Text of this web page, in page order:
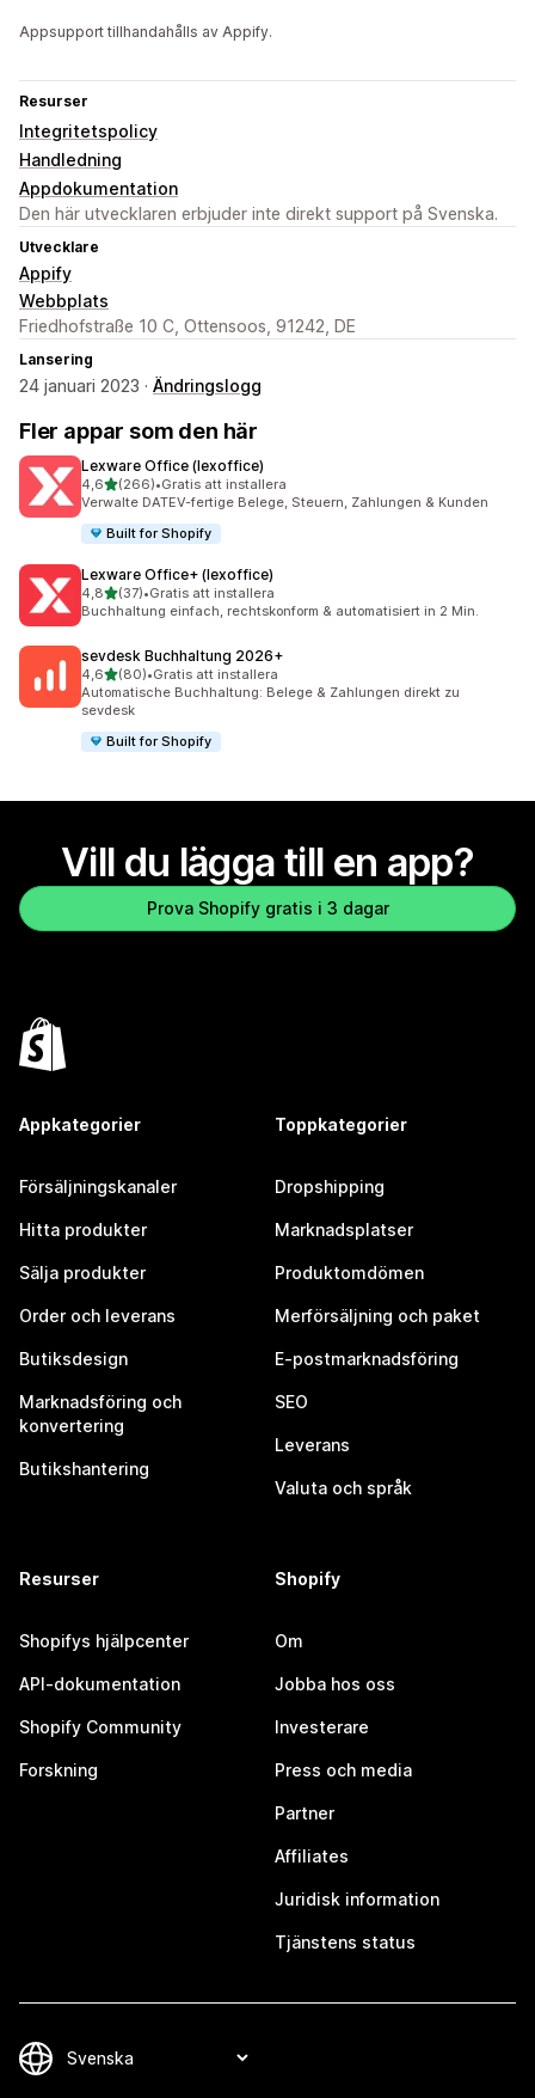
Appsupport tillhandahålls av Appify.
Resurser
Integritetspolicy
Handledning
Appdokumentation
Den här utvecklaren erbjuder inte direkt support på Svenska.
Utvecklare
Appify
Webbplats
Friedhofstraße 10 C, Ottensoos, 91242, DE
Lansering
24 januari 2023 · Ändringslogg
Fler appar som den här
Lexware Office (lexoffice)
4,6av 5 stjärnor
(266)
266 recensioner totalt
•Gratis att installera
Verwalte DATEV-fertige Belege, Steuern, Zahlungen & Kunden
Built for Shopify
Lexware Office+ (lexoffice)
4,8av 5 stjärnor
(37)
37 recensioner totalt
•Gratis att installera
Buchhaltung einfach, rechtskonform & automatisiert in 2 Min.
sevdesk Buchhaltung 2026+
4,6av 5 stjärnor
(80)
80 recensioner totalt
•Gratis att installera
Automatische Buchhaltung: Belege & Zahlungen direkt zu
sevdesk
Built for Shopify
Vill du lägga till en app?
Prova Shopify gratis i 3 dagar
Appkategorier
Försäljningskanaler
Hitta produkter
Sälja produkter
Order och leverans
Butiksdesign
Marknadsföring och
konvertering
Butikshantering
Toppkategorier
Dropshipping
Marknadsplatser
Produktomdömen
Merförsäljning och paket
E-postmarknadsföring
SEO
Leverans
Valuta och språk
Resurser
Shopifys hjälpcenter
API-dokumentation
Shopify Community
Forskning
Shopify
Om
Jobba hos oss
Investerare
Press och media
Partner
Affiliates
Juridisk information
Tjänstens status